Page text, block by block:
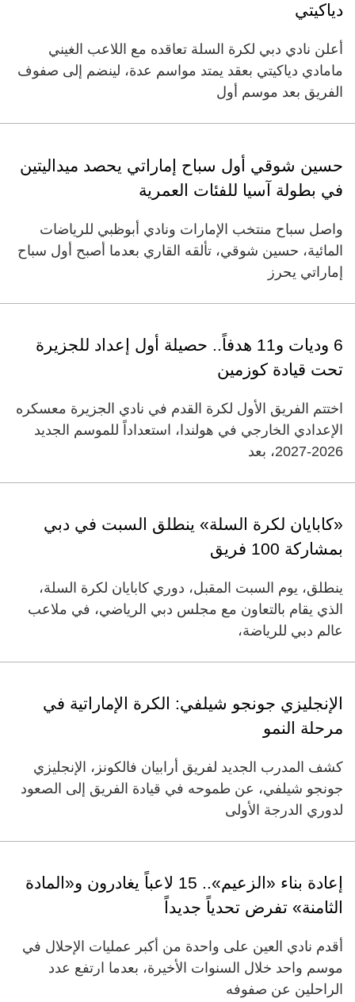
دياكيتي
أعلن نادي دبي لكرة السلة تعاقده مع اللاعب الغيني
مامادي دياكيتي بعقد يمتد مواسم عدة، لينضم إلى صفوف
الفريق بعد موسم أول
حسين شوقي أول سباح إماراتي يحصد ميداليتين
في بطولة آسيا للفئات العمرية
واصل سباح منتخب الإمارات ونادي أبوظبي للرياضات
المائية، حسين شوقي، تألقه القاري بعدما أصبح أول سباح
إماراتي يحرز
6 وديات و11 هدفاً.. حصيلة أول إعداد للجزيرة
تحت قيادة كوزمين
اختتم الفريق الأول لكرة القدم في نادي الجزيرة معسكره
الإعدادي الخارجي في هولندا، استعداداً للموسم الجديد
2026-2027، بعد
«كابايان لكرة السلة» ينطلق السبت في دبي
بمشاركة 100 فريق
ينطلق، يوم السبت المقبل، دوري كابايان لكرة السلة،
الذي يقام بالتعاون مع مجلس دبي الرياضي، في ملاعب
عالم دبي للرياضة،
الإنجليزي جونجو شيلفي: الكرة الإماراتية في
مرحلة النمو
كشف المدرب الجديد لفريق أرابيان فالكونز، الإنجليزي
جونجو شيلفي، عن طموحه في قيادة الفريق إلى الصعود
لدوري الدرجة الأولى
إعادة بناء «الزعيم».. 15 لاعباً يغادرون و«المادة
الثامنة» تفرض تحدياً جديداً
أقدم نادي العين على واحدة من أكبر عمليات الإحلال في
موسم واحد خلال السنوات الأخيرة، بعدما ارتفع عدد
الراحلين عن صفوفه